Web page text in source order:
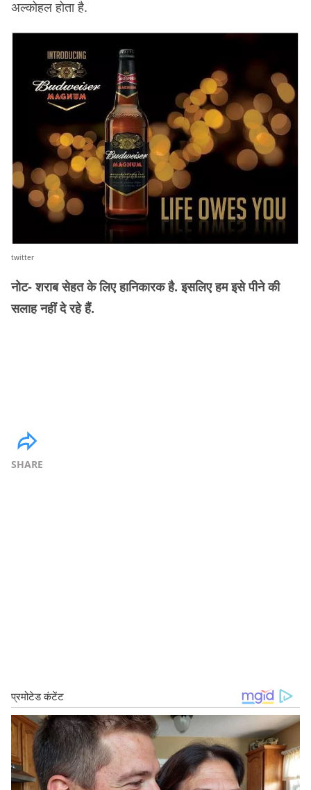
अल्कोहल होता है.
twitter
नोट- शराब सेहत के लिए हानिकारक है. इसलिए हम इसे पीने की
सलाह नहीं दे रहे हैं.
SHARE